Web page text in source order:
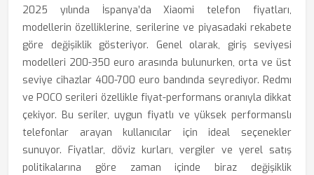
2025 yılında İspanya’da Xiaomi telefon fiyatları,
modellerin özelliklerine, serilerine ve piyasadaki rekabete
göre değişiklik gösteriyor. Genel olarak, giriş seviyesi
modelleri 200-350 euro arasında bulunurken, orta ve üst
seviye cihazlar 400-700 euro bandında seyrediyor. Redmı
ve POCO serileri özellikle fiyat-performans oranıyla dikkat
çekiyor. Bu seriler, uygun fiyatlı ve yüksek performanslı
telefonlar arayan kullanıcılar için ideal seçenekler
sunuyor. Fiyatlar, döviz kurları, vergiler ve yerel satış
politikalarına göre zaman içinde biraz değişiklik